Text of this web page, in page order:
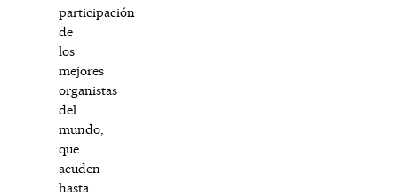
participación
de
los
mejores
organistas
del
mundo,
que
acuden
hasta